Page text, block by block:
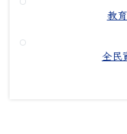
教
全民